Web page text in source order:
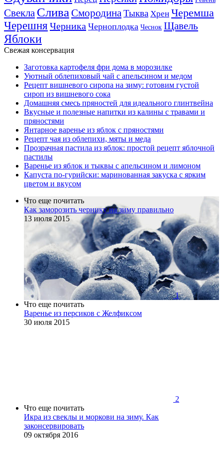
Свекла Слива Смородина Тыква Хрен Черемша
Черешня Черника Черноплодка Чеснок Щавель
Яблоки
Свежая консервация
Заготовка картофеля фри дома в морозилке
Уютный облепиховый чай с апельсином и медом
Рецепт вишневого сиропа на зиму: готовим густой
сироп из вишневого сока
Домашняя смесь пряностей для идеального глинтвейна
Вкусные и полезные напитки из калины с травами и
пряностями
Янтарное варенье из яблок с пряностями
Рецепт чая из облепихи, мяты и меда
Прозрачная пастила из яблок: простой рецепт яблочной
пастилы
Варенье из яблок и тыквы с апельсином и лимоном
Капуста по-гурийски: маринованная закуска с ярким
цветом и вкусом
Что еще почитать
Как заморозить чернику на зиму правильно
13 июля 2015
1
Что еще почитать
Варенье из персиков с Желфиксом
30 июля 2015
2
Что еще почитать
Икра из свеклы и моркови на зиму. Как
законсервировать
09 октября 2016